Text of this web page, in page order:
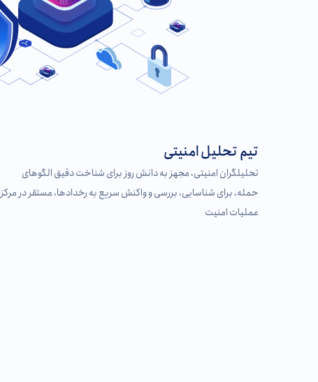
تیم تحلیل امنیتی
تحلیلگران امنیتی، مجهز به دانش روز برای شناخت دقیق الگوهای
حمله، برای شناسایی، بررسی و واکنش سریع به رخدادها، مستقر در مرکز
عملیات امنیت